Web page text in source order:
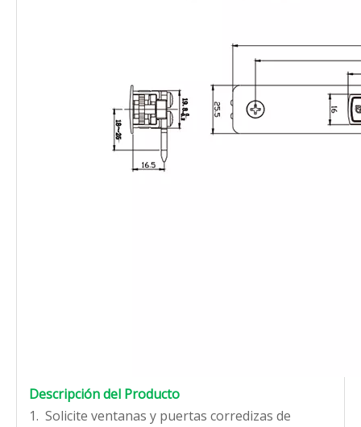
Descripción del Producto
1. Solicite ventanas y puertas corredizas de